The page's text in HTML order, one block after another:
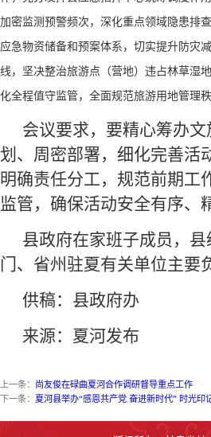
加密监测预警频次，深化重点领域隐患排
应急物资储备和预案体系，切实提升防灾
线，坚决整治旅游点（营地）违占林草湿
化全程值守监管，全面规范旅游用地管理秩
会议要求，要精心筹办
划、周密部署，细化完善活
明确责任分工，规范前期工
监管，确保活动安全有序、
县政府在家班子成员，
门、省州驻夏有关单位主要
供稿：县政府办
来源：夏河发布
上一条： 尚友俊在碌曲夏河合作调研督导重点工作
下一条： 夏河县举办“感恩共产党 奋进新时代” 时光印